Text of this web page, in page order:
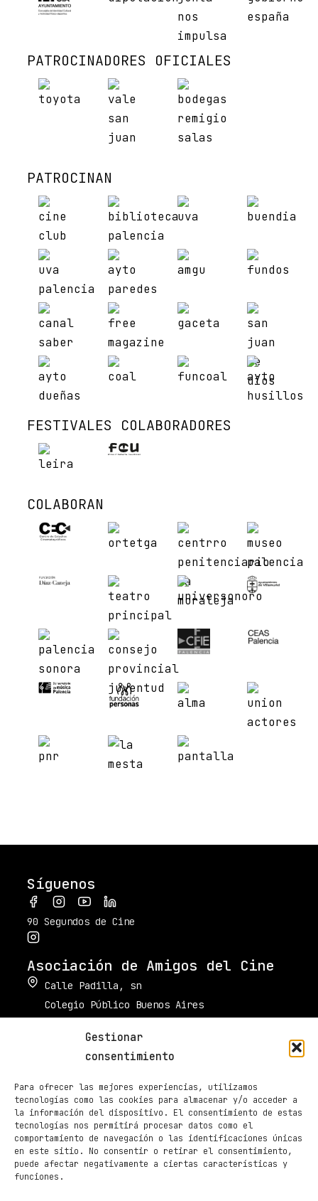
Gestionar
consentimiento
Para ofrecer las mejores experiencias, utilizamos
tecnologías como las cookies para almacenar y/o acceder a
la información del dispositivo. El consentimiento de estas
tecnologías nos permitirá procesar datos como el
comportamiento de navegación o las identificaciones únicas
en este sitio. No consentir o retirar el consentimiento,
puede afectar negativamente a ciertas características y
funciones.
PATROCINADORES OFICIALES
PATROCINAN
FESTIVALES COLABORADORES
COLABORAN
Síguenos
90 Segundos de Cine
Asociación de Amigos del Cine
Calle Padilla, sn
Colegio Público Buenos Aires
muestradecinepalencia@gmail.com
Taquilla de Cines Ortega
979 70 70 88
Páginas
Programación